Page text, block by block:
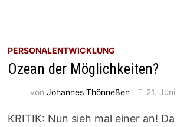
PERSONALENTWICKLUNG
Ozean der Möglichkeiten?
vonJohannes Thönneßen 21.
KRITIK: Nun sieh mal einer an!